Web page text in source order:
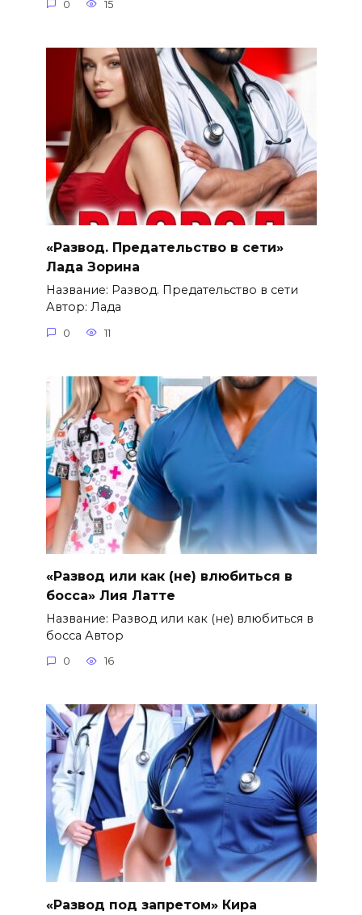
0 15
«Развод. Предательство в сети»
Лада Зорина
Название: Развод. Предательство в сети
Автор: Лада
0 11
«Развод или как (не) влюбиться в
босса» Лия Латте
Название: Развод или как (не) влюбиться в
босса Автор
0 16
«Развод под запретом» Кира